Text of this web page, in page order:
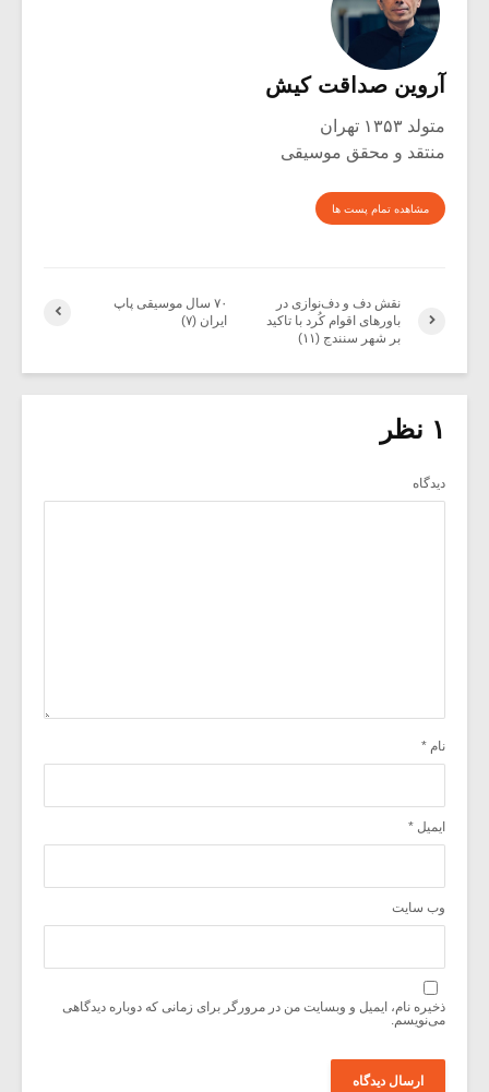
آروین صداقت کیش
متولد ۱۳۵۳ تهران
منتقد و محقق موسیقی
مشاهده تمام پست ها
۷۰ سال موسیقی پاپ
ایران (۷)
نقش دف و دف‌نوازی در
باورهای اقوام کُرد با تاکید
بر شهر سنندج (۱۱)
۱ نظر
دیدگاه
نام *
ایمیل *
وب‌ سایت
ذخیره نام، ایمیل و وبسایت من در مرورگر برای زمانی که دوباره دیدگاهی
می‌نویسم.